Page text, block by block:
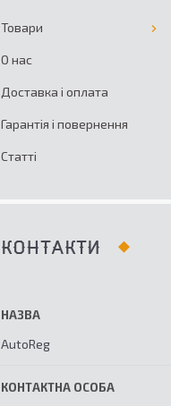
Товари
О нас
Доставка і оплата
Гарантія і повернення
Статті
КОНТАКТИ
AutoReg